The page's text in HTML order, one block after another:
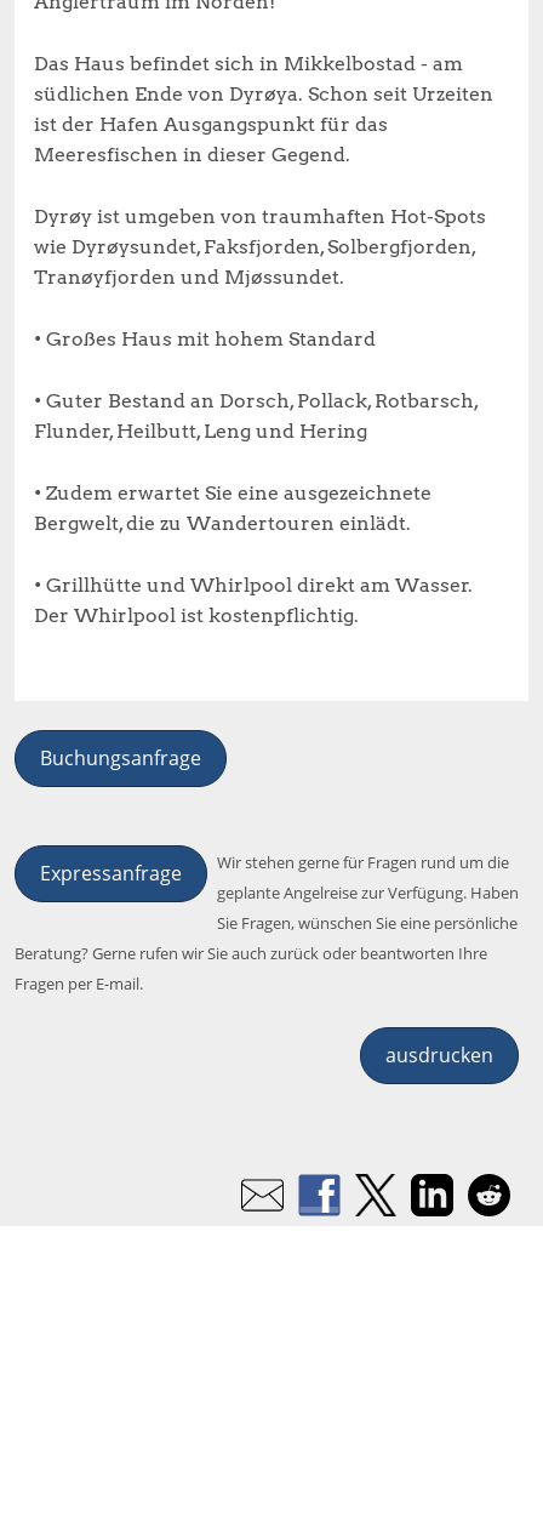
Das Haus befindet sich in Mikkelbostad - am
südlichen Ende von Dyrøya. Schon seit Urzeiten
ist der Hafen Ausgangspunkt für das
Meeresfischen in dieser Gegend.
Dyrøy ist umgeben von traumhaften Hot-Spots
wie Dyrøysundet, Faksfjorden, Solbergfjorden,
Tranøyfjorden und Mjøssundet.
• Großes Haus mit hohem Standard
• Guter Bestand an Dorsch, Pollack, Rotbarsch,
Flunder, Heilbutt, Leng und Hering
• Zudem erwartet Sie eine ausgezeichnete
Bergwelt, die zu Wandertouren einlädt.
• Grillhütte und Whirlpool direkt am Wasser.
Der Whirlpool ist kostenpflichtig.
Buchungsanfrage
Expressanfrage
Wir stehen gerne für Fragen rund um die
geplante Angelreise zur Verfügung. Haben
Sie Fragen, wünschen Sie eine persönliche
Beratung? Gerne rufen wir Sie auch zurück oder beantworten Ihre
Fragen per E-mail.
ausdrucken